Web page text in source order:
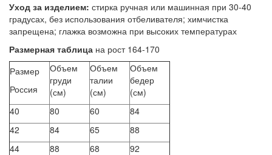
Уход за изделием: стирка ручная или машинная при 30-40
градусах, без использования отбеливателя; химчистка
запрещена; глажка возможна при высоких температурах
Размерная таблица на рост 164-170
Размер
Россия
Объем
груди
(см)
Объем
талии
(см)
Объем
бедер
(см)
40
80 60
84
42
84 65
88
44
88 68
92